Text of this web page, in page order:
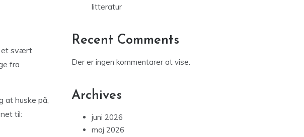
et svært
fra
at huske på,
til:
litteratur
Recent Comments
Der er ingen kommentarer at vise.
Archives
juni 2026
maj 2026